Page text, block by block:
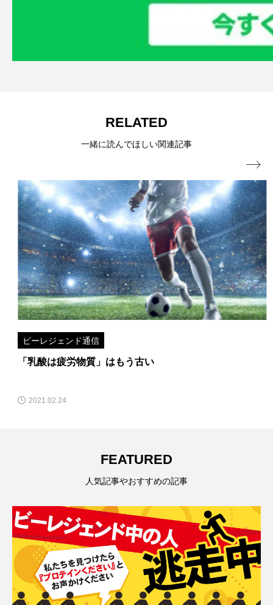
RELATED
一緒に読んでほしい関連記事
ビーレジェンド通信
「乳酸は疲労物質」はもう古い
2021.02.24

FEATURED
人気記事やおすすめの記事